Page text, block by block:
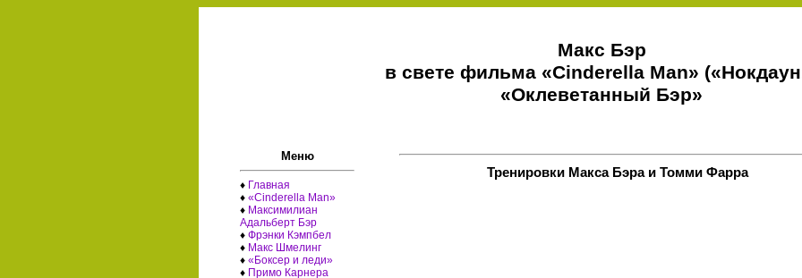
Макс Бэр
в свете фильма «Cinderella Man»
«Оклеветанный Бэр»
Меню
♦ Главная
♦«Cinderella Man»
♦ Максимилиан
Адальберт Бэр
♦Фрэнки Кэмпбел
♦ Макс Шмелинг
♦«Боксер и леди»
♦ Примо Карнера
Тренировки Макса Бэра и Томми Фарра